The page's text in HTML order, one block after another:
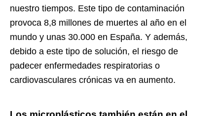
nuestro tiempos. Este tipo de contaminación
provoca 8,8 millones de muertes al año en el
mundo y unas 30.000 en España. Y además,
debido a este tipo de solución, el riesgo de
padecer enfermedades respiratorias o
cardiovasculares crónicas va en aumento.